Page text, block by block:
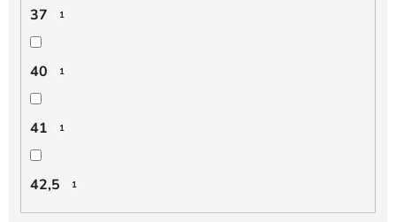
37 1
40 1
41 1
42,5 1